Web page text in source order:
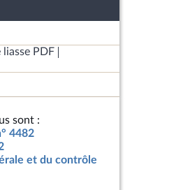
liasse PDF
sont :
4482
et du contrôle